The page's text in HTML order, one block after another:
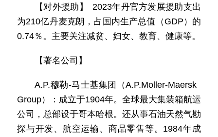
【对外援助】 2023年丹官方发展援助支出
为210亿丹麦克朗，占国内生产总值（GDP）的
0.74％。主要关注减贫、妇女、教育、健康等。
【著名公司】
A.P.穆勒-马士基集团（A.P.Moller-Maersk
Group）：成立于1904年。全球最大集装箱航运
公司，总部设于哥本哈根。还从事石油天然气勘
探与开发、航空运输、商品零售等。1984年成